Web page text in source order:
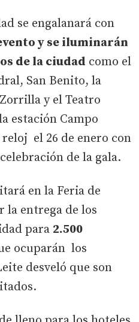
se engalanará con
y se iluminarán
de la ciudad como el
San Benito, la
y el Teatro
estación Campo
el 26 de enero con
de la gala.
en la Feria de
la entrega de los
para 2.500
ocuparán los
desveló que son